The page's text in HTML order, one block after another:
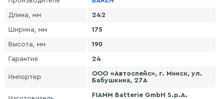
Длина, мм 242
Ширина, мм 175
Высота, мм 190
Гарантия 24
Импортер
ООО «Автоспейс», г. Минск, ул.
Бабушкина, 27А
FIAMM Batterie GmbH S.p.A.